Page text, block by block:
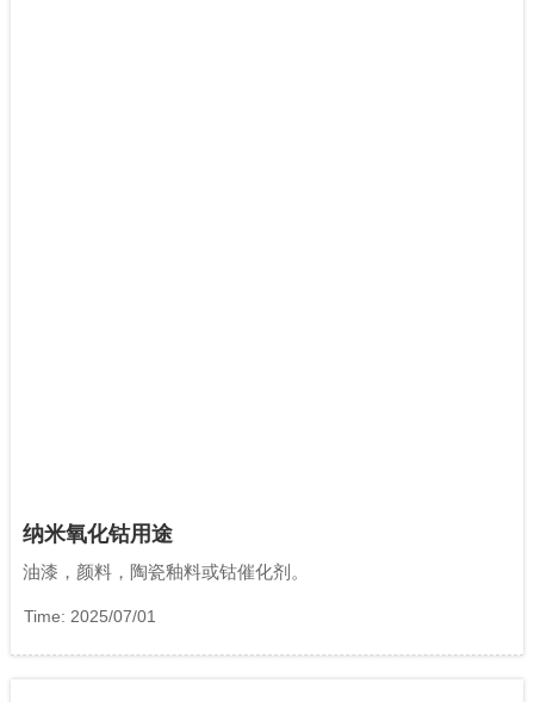
纳米氧化钴用途
油漆，颜料，陶瓷釉料或钴催化剂。
Time: 2025/07/01